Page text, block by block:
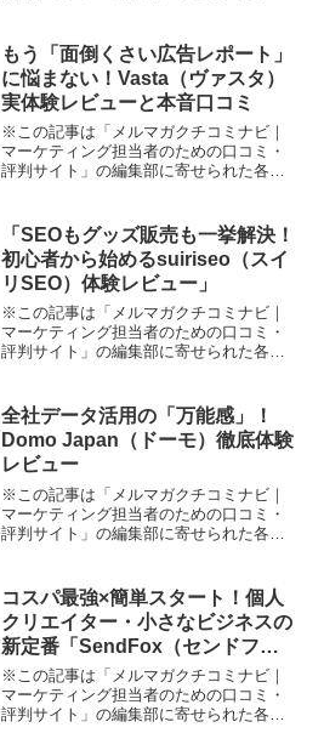
ない」「SNSやSEOで競合に後れを取り
たくない」…ECを...
もう「面倒くさい広告レポート」
に悩まない！Vasta（ヴァスタ）
実体験レビューと本音口コミ
※この記事は「メルマガクチコミナビ｜
マーケティング担当者のための口コミ・
評判サイト」の編集部に寄せられた各商
管理で“もう限界…”と感じたことはありま
せんか？私自身、...
「SEOもグッズ販売も一挙解決！
初心者から始めるsuiriseo（スイ
リSEO）体験レビュー」
※この記事は「メルマガクチコミナビ｜
マーケティング担当者のための口コミ・
評判サイト」の編集部に寄せられた各商
売りたいけど何から始めていいかわから
ない――。起業や副業を始...
全社データ活用の「万能感」！
Domo Japan（ドーモ）徹底体験
レビュー
※この記事は「メルマガクチコミナビ｜
マーケティング担当者のための口コミ・
評判サイト」の編集部に寄せられた各商
「Excel地獄」「部署ごとにバラバラな集
計表」「分析したい...
コスパ最強×簡単スタート！個人
クリエイター・小さなビジネスの
新定番「SendFox（センドフォ
ックス）」徹底口コミレビュー
※この記事は「メルマガクチコミナビ｜
マーケティング担当者のための口コミ・
評判サイト」の編集部に寄せられた各商